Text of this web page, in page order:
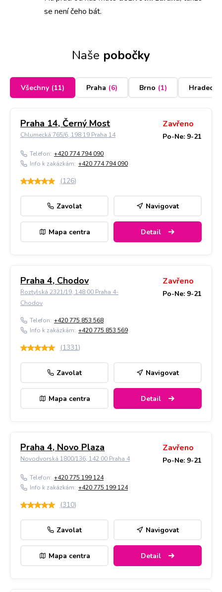
se není čeho bát.
Naše pobočky
Všechny (11) Praha (6) Brno (1) Hradec
Praha 14, Černý Most
Chlumecká 765/6, 198 19 Praha 14
Zavřeno
Po-Ne: 9-21
Telefon: +420 774 794 090
Info k zakázkám: +420 774 794 090
(126)
Zavolat Navigovat
Mapa centra Detail
Praha 4, Chodov
Roztylská 2321/19, 148 00 Praha 4-
Chodov
Zavřeno
Po-Ne: 9-21
Telefon: +420 775 853 568
Info k zakázkám: +420 775 853 569
(1331)
Zavolat Navigovat
Mapa centra Detail
Praha 4, Novo Plaza
Novodvorská 1800/136, 142 00 Praha 4
Zavřeno
Po-Ne: 9-21
Telefon: +420 775 199 124
Info k zakázkám: +420 775 199 124
(310)
Zavolat Navigovat
Mapa centra Detail